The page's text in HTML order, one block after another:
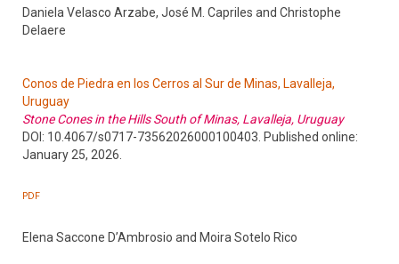
Daniela Velasco Arzabe, José M. Capriles and Christophe
Delaere
Conos de Piedra en los Cerros al Sur de Minas, Lavalleja,
Uruguay
Stone Cones in the Hills South of Minas, Lavalleja, Uruguay
DOI: 10.4067/s0717-73562026000100403. Published online:
January 25, 2026.
PDF
Elena Saccone D’Ambrosio and Moira Sotelo Rico